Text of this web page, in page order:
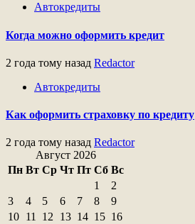
Автокредиты
Когда можно оформить кредит
2 года тому назад Redactor
Автокредиты
Как оформить страховку по кредиту
2 года тому назад Redactor
Август 2026
Пн Вт Ср Чт Пт Сб Вс
1
2
3
4 5 6 7 8
9
10 11 12 13 14 15 16